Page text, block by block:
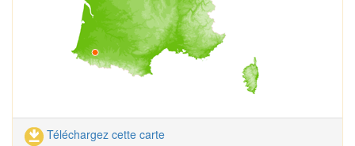
Téléchargez cette carte